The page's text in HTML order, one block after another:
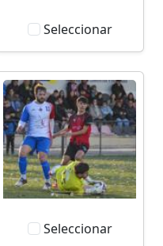
Seleccionar
Seleccionar